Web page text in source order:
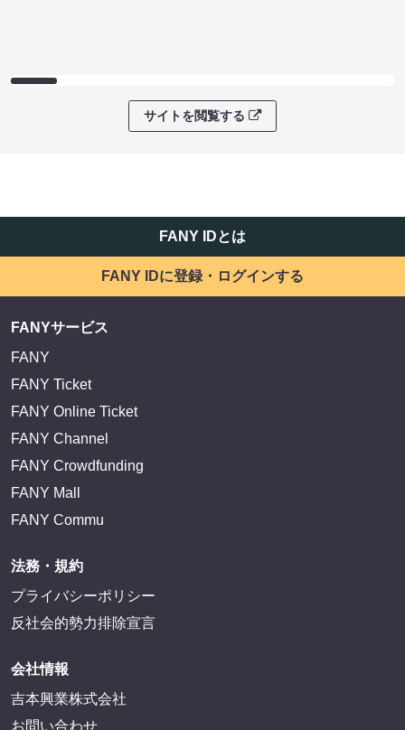
サイトを閲覧する
FANY IDとは
FANY IDに登録・ログインする
FANYサービス
FANY
FANY Ticket
FANY Online Ticket
FANY Channel
FANY Crowdfunding
FANY Mall
FANY Commu
法務・規約
プライバシーポリシー
反社会的勢力排除宣言
会社情報
吉本興業株式会社
お問い合わせ